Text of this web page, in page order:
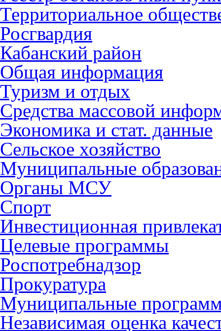
Территориальное
Росгвардия
Кабанский район
Общая информация
Туризм и отдых
Средства массовой
Экономика и стат. данные
Сельское хозяйство
Муниципальные
Органы МСУ
Спорт
Инвестиционная
Целевые программы
Роспотребнадзор
Прокуратура
Муниципальные
Независимая оценка